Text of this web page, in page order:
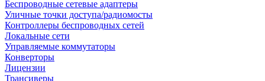
Беспроводные сетевые адаптеры
Уличные точки доступа/радиомосты
Контроллеры беспроводных сетей
Локальные сети
Управляемые коммутаторы
Конверторы
Лицензии
Трансиверы